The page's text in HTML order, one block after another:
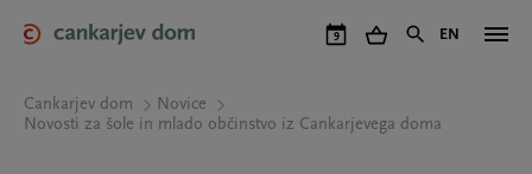
main
9 EN
Cankarjev dom
Novice
Novosti za šole in mlado občinstvo iz Cankarjevega doma